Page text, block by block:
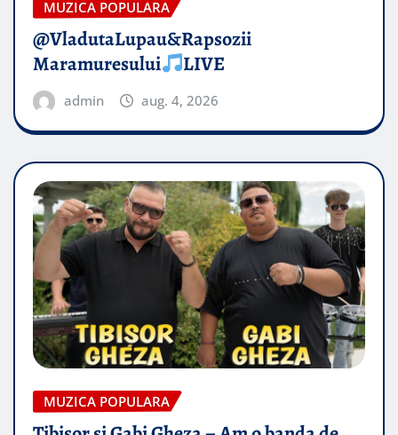
MUZICA POPULARA
@VladutaLupau&Rapsozii
Maramuresului
LIVE
admin aug. 4, 2026
MUZICA POPULARA